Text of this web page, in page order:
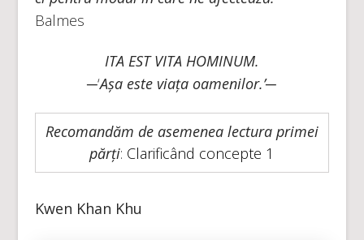
Balmes
ITA EST VITA HOMINUM.
─‘Așa este viața oamenilor.’─
Recomandăm de asemenea lectura primei
părți: Clarificând concepte 1
Kwen Khan Khu